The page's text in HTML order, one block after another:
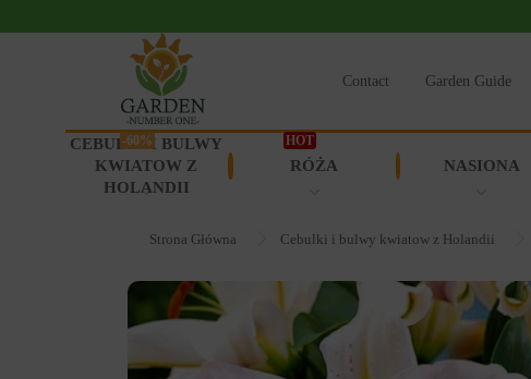
Contact Garden Guide
CEBULKI I BULWY
KWIATOW Z
HOLANDII
-60%
RÓŻA
HOT
NASIONA
Strona Główna Cebulki i bulwy kwiatow z Holandii